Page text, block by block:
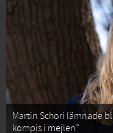
Martin Schori lämnade
kompis i mejlen”